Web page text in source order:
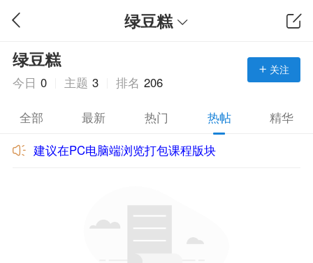
绿豆糕
关注
绿豆糕
今日 0 主题 3 排名 206
全部 最新 热门 热帖
精华
建议在PC电脑端浏览打包课程版块